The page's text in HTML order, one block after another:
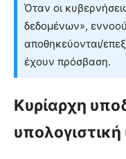
Όταν οι
δεδομένων»,
αποθηκεύονται/
έχουν πρόσβαση.
Κυρίαρχη
υπολογιστική